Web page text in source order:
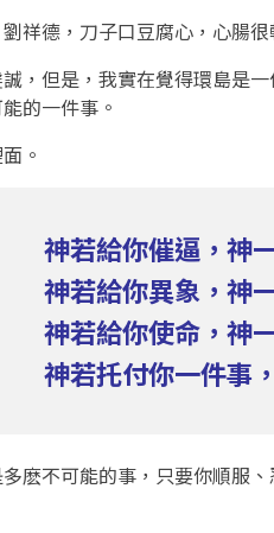
祥德，刀子口豆腐心，心腸
，但是，我實在覺得環島是
的一件事。
。
神若給你催逼，神
神若給你異象，神
神若給你使命，神
神若托付你一件事
麽不可能的事，只要你順服